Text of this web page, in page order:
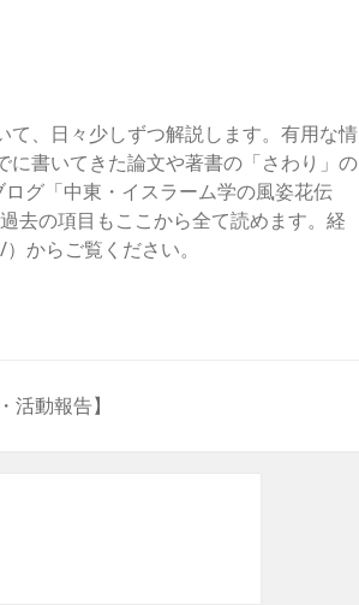
、日々少しずつ解説します。有用な情
書いてきた論文や著書の「さわり」の
グ「中東・イスラーム学の風姿花伝
去の項目もここから全て読めます。経
からご覧ください。
活動報告】